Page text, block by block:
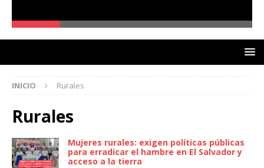
INICIO Rurales
Rurales
Mujeres rurales: exigen políticas públicas
para erradicar el hambre en El Salvador y
acceso a la tierra